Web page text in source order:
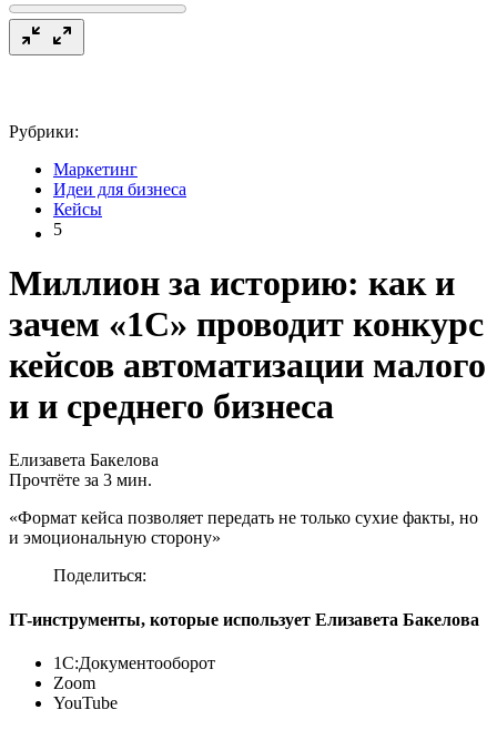
Рубрики:
Маркетинг
Идеи для бизнеса
Кейсы
5
Миллион за историю: как и
зачем «1С» проводит конкурс
кейсов автоматизации малого
и и среднего бизнеса
Елизавета Бакелова
Прочтёте за 3 мин.
«Формат кейса позволяет передать не только сухие факты, но
и эмоциональную сторону»
Поделиться:
IT-инструменты, которые использует Елизавета Бакелова
1С:Документооборот
Zoom
YouTube